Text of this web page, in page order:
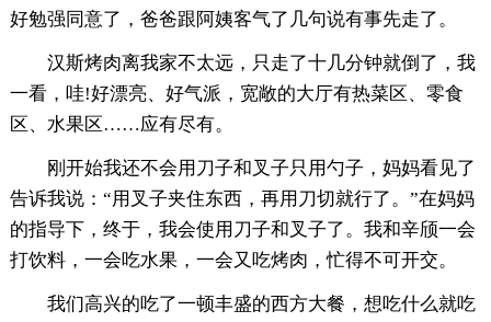
好勉强同意了，爸爸跟阿姨客气了几句说有事先走了。
汉斯烤肉离我家不太远，只走了十几分钟就倒了，我
一看，哇!好漂亮、好气派，宽敞的大厅有热菜区、零食
区、水果区……应有尽有。
刚开始我还不会用刀子和叉子只用勺子，妈妈看见了
告诉我说：“用叉子夹住东西，再用刀切就行了。”在妈妈
的指导下，终于，我会使用刀子和叉子了。我和辛颀一会
打饮料，一会吃水果，一会又吃烤肉，忙得不可开交。
我们高兴的吃了一顿丰盛的西方大餐，想吃什么就吃